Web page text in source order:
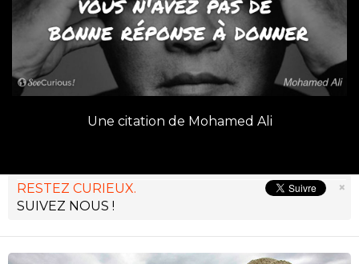
Une citation de Mohamed Ali
×
RESTEZ CURIEUX.
SUIVEZ NOUS !